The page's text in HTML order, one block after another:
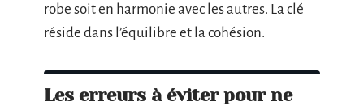
robe soit en harmonie avec les autres. La clé
réside dans l’équilibre et la cohésion.
Les erreurs à éviter pour ne